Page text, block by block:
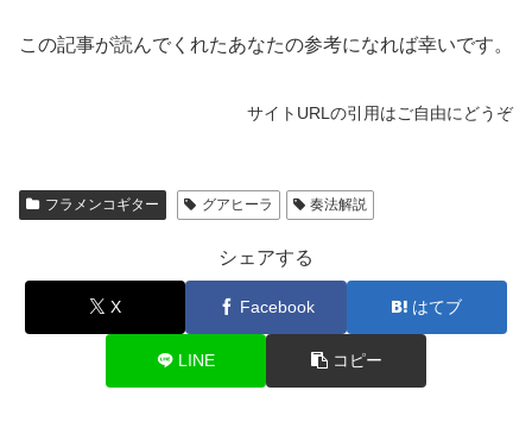
この記事が読んでくれたあなたの参考になれば幸いです。
サイトURLの引用はご自由にどうぞ
フラメンコギター グアヒーラ 奏法解説
シェアする
X Facebook はてブ
LINE コピー